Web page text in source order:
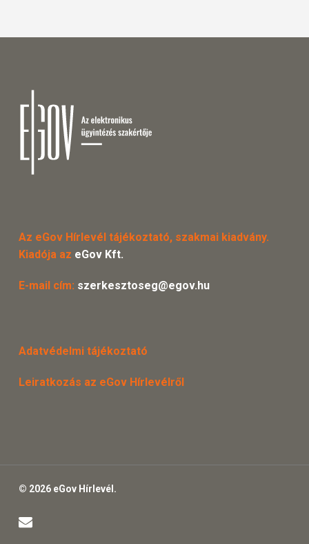
Az eGov Hírlevél tájékoztató, szakmai kiadvány.
Kiadója az eGov Kft.
E-mail cím: szerkesztoseg@egov.hu
Adatvédelmi tájékoztató
Leiratkozás az eGov Hírlevélről
© 2026 eGov Hírlevél.
email